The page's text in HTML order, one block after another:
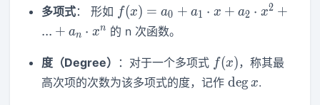
多项式： 形如 f(x)=a_0+a_1\cdot
x+a_2\cdot
x^2+...+a_n\cdot
x^n
f(x) = a0 + a1 ⋅ x + a2 ⋅ x2 +
... + an ⋅ xn 的 n 次函数。
度（Degree） ：对于一个多项式 f(x)
f(x)，称其最
高次项的次数为该多项式的度，记作 \deg
deg x.